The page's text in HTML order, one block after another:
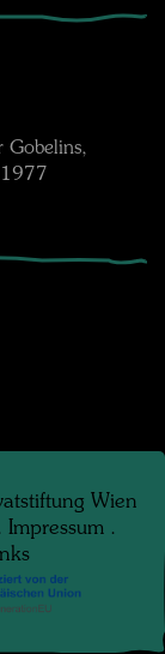
Gobelins,
Wien
. Impressum .